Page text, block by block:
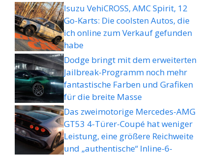
Isuzu VehiCROSS, AMC Spirit, 12
Go-Karts: Die coolsten Autos, die
ich online zum Verkauf gefunden
habe
Dodge bringt mit dem erweiterten
Jailbreak-Programm noch mehr
fantastische Farben und Grafiken
für die breite Masse
Das zweimotorige Mercedes-AMG
GT53 4-Türer-Coupé hat weniger
Leistung, eine größere Reichweite
und „authentische“ Inline-6-